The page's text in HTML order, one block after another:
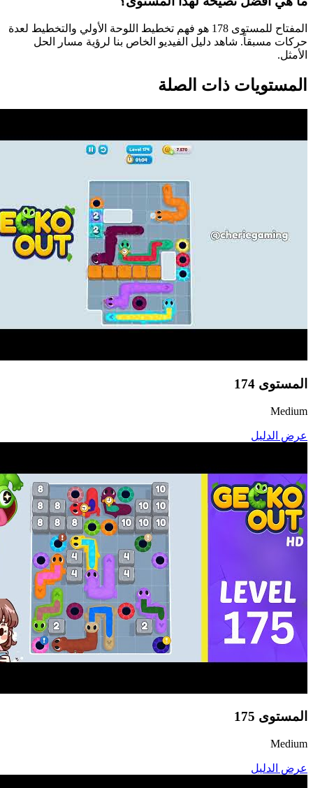
المفتاح للمستوى 178 هو فهم تخطيط اللوحة الأولي والتخطيط لعدة
حركات مسبقاً. شاهد دليل الفيديو الخاص بنا لرؤية مسار الحل
الأمثل.
المستويات ذات الصلة
المستوى 174
Medium
عرض الدليل
المستوى 175
Medium
عرض الدليل